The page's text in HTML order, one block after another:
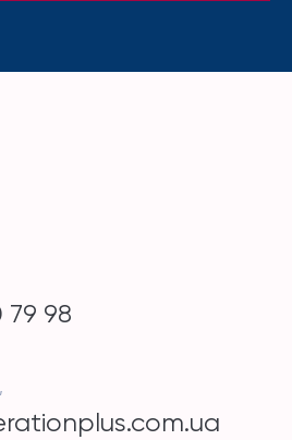
79 98